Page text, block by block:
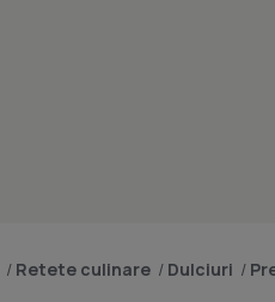
/ Retete culinare / Dulciuri /